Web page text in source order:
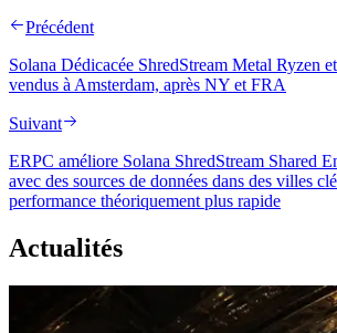
Précédent
Solana Dédicacée ShredStream Metal Ryzen
vendus à Amsterdam, après NY et FRA
Suivant
ERPC améliore Solana ShredStream Shared
avec des sources de données dans des villes
performance théoriquement plus rapide
Actualités